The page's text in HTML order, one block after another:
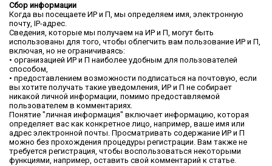
Сбор информации
Когда вы посещаете ИР и П, мы определяем имя, электронную
почту, IP-адрес.
Сведения, которые мы получаем на ИР и П, могут быть
использованы для того, чтобы облегчить вам пользование ИР и П,
включая, но не ограничиваясь:
• организацией ИР и П наиболее удобным для пользователей
способом,
• предоставлением возможности подписаться на почтовую, если
вы хотите получать такие уведомления, ИР и П не собирает
никакой личной информации, помимо предоставляемой
пользователем в комментариях.
Понятие "личная информация" включает информацию, которая
определяет вас как конкретное лицо, например, ваше имя или
адрес электронной почты. Просматривать содержание ИР и П
можно без прохождения процедуры регистрации. Вам также не
требуется регистрация, чтобы воспользоваться некоторыми
функциями, например, оставить свой комментарий к статье.